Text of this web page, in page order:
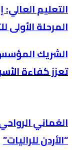
التعليم
المرحلة الأولى
الشريك
تعزز كفاءة
العُماني
“الأردن للراليات”